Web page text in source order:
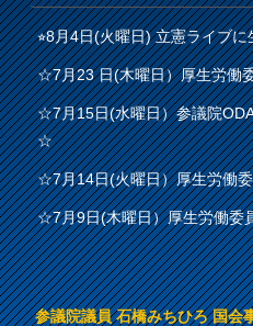
⭐︎8月4日(火曜日) 立憲ライブに
☆7月23 日(木曜日）厚生労働
☆7月15日(水曜日）参議院
☆
☆7月14日(火曜日）厚生労働
☆7月9日(木曜日）厚生労働委
参議院議員 石橋みちひろ 国会